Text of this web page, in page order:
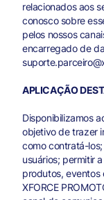
relacionados aos
conosco sobre
pelos nossos
encarregado de
APLICAÇÃO
Disponibilizamos
objetivo de trazer
como contratá-
usuários; permitir
produtos, eventos
XFORCE